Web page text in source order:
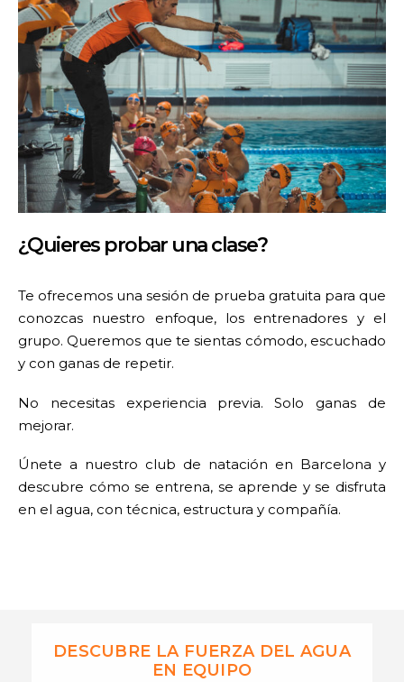
¿Quieres probar una clase?
Te ofrecemos una sesión de prueba gratuita para que
conozcas nuestro enfoque, los entrenadores y el
grupo. Queremos que te sientas cómodo, escuchado
y con ganas de repetir.
No necesitas experiencia previa. Solo ganas de
mejorar.
Únete a nuestro club de natación en Barcelona y
descubre cómo se entrena, se aprende y se disfruta
en el agua, con técnica, estructura y compañía.
DESCUBRE LA FUERZA DEL AGUA
EN EQUIPO